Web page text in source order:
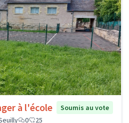
à l'école
Soumis au vote
0 25